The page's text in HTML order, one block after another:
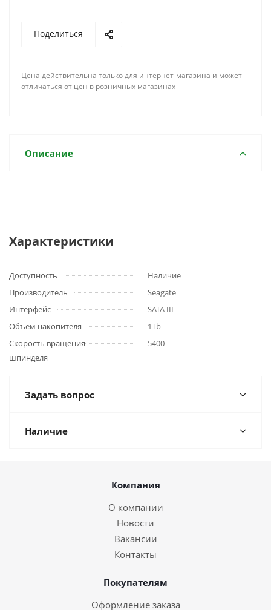
Поделиться
Цена действительна только для интернет-магазина и может
отличаться от цен в розничных магазинах
Описание
Характеристики
Доступность
Наличие
Производитель
Seagate
Интерфейс
SATA III
Объем накопителя
1Tb
Скорость вращения
шпинделя
5400
Задать вопрос
Наличие
Компания
О компании
Новости
Вакансии
Контакты
Покупателям
Оформление заказа